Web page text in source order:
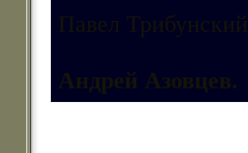
Павел
Андрей Азовцев.